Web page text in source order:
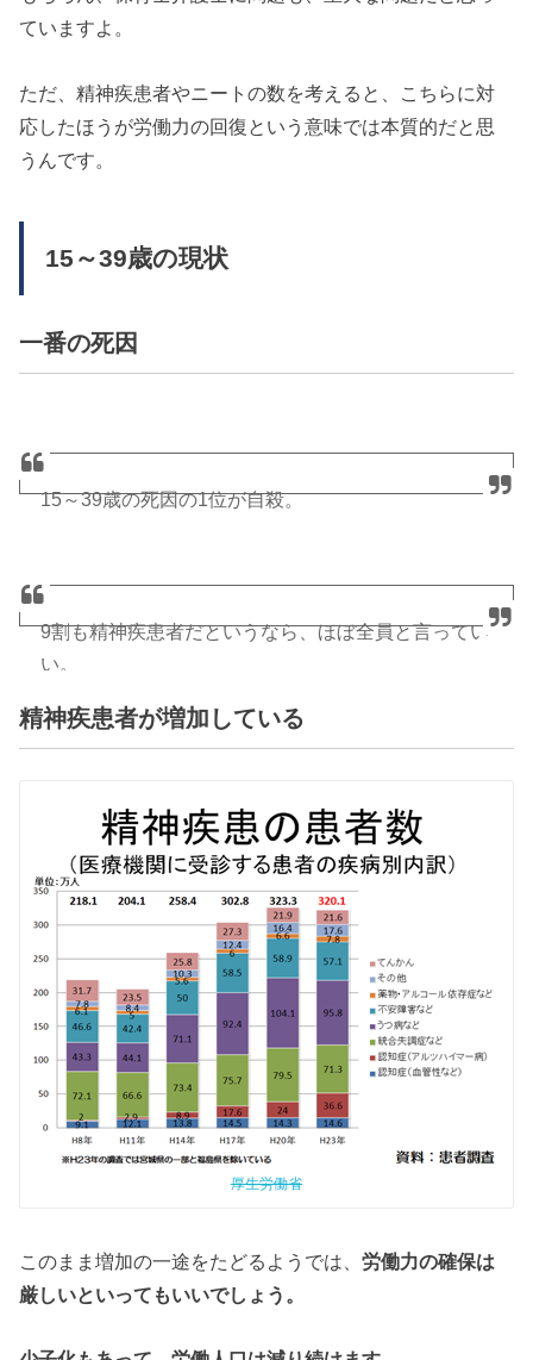
ていますよ。
ただ、精神疾患者やニートの数を考えると、こちらに対
応したほうが労働力の回復という意味では本質的だと思
うんです。
15～39歳の現状
一番の死因
15～39歳の死因の1位が自殺。
殺に及ぶ前に約95％の人は何らかの精神疾患に該当
する状態であったというデータもある。
https://t.co/U52F6RbV82
— ほっしー (@hossy_fe_ap)
9割も精神疾患者だというなら、ほぼ全員と言ってい
い。
精神疾患者を救済することが、自殺を防ぐことにつ
2016年5月18日
精神疾患者が増加している
厚生労働省
このまま増加の一途をたどるようでは、労働力の確保は
厳しいといってもいいでしょう。